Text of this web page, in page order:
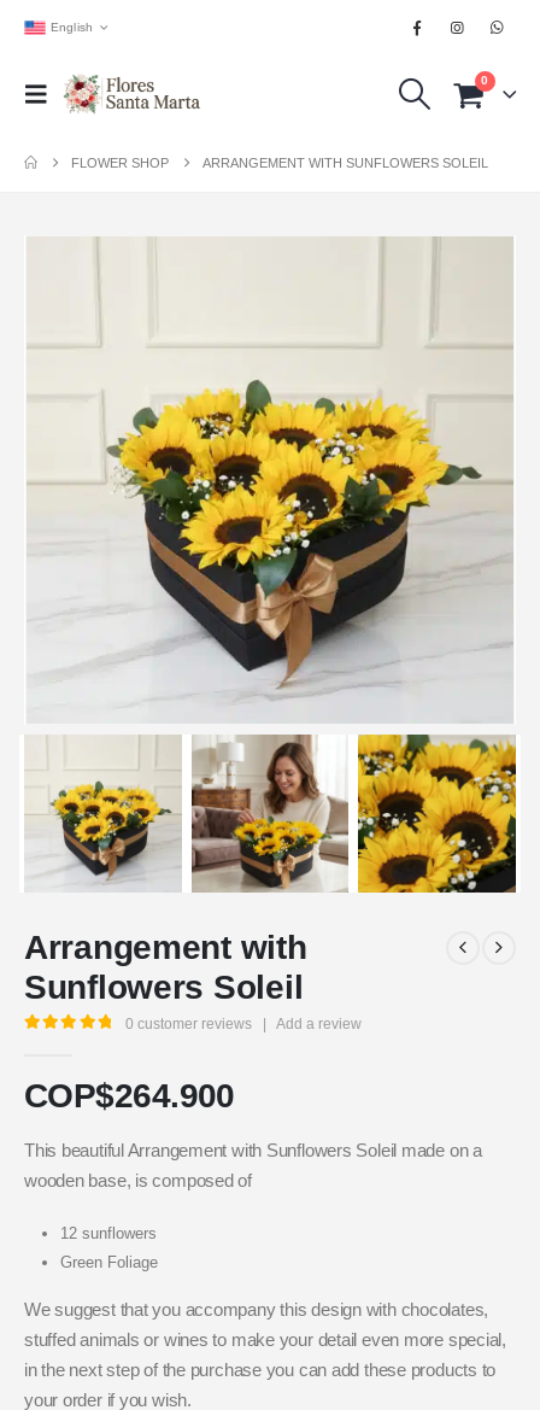
English
0
FLOWER SHOP ARRANGEMENT WITH SUNFLOWERS SOLEIL
Arrangement with
Sunflowers Soleil
0 customer reviews Add a review
COP$264.900
This beautiful Arrangement with Sunflowers Soleil made on a
wooden base, is composed of
12 sunflowers
Green Foliage
We suggest that you accompany this design with chocolates,
stuffed animals or wines to make your detail even more special,
in the next step of the purchase you can add these products to
your order if you wish.